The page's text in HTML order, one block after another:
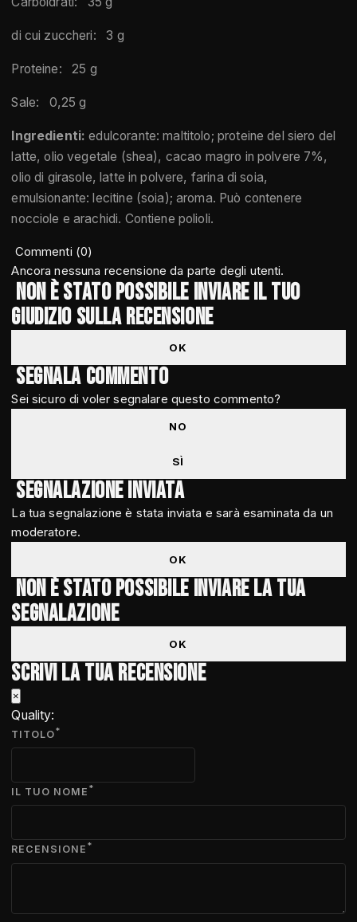
di cui zuccheri: 3 g
Proteine: 25 g
Sale: 0,25 g
Ingredienti:edulcorante: maltitolo; proteine del siero del
latte, olio vegetale (shea), cacao magro in polvere 7%,
olio di girasole, latte in polvere, farina di soia,
emulsionante: lecitine (soia); aroma. Può contenere
nocciole e arachidi. Contiene polioli.
Commenti (0)
Ancora nessuna recensione da parte degli utenti.
Non è stato possibile inviare il tuo
giudizio sulla recensione
OK
Segnala commento
Sei sicuro di voler segnalare questo commento?
NO
SÌ
Segnalazione inviata
La tua segnalazione è stata inviata e sarà esaminata da un
moderatore.
OK
Non è stato possibile inviare la tua
segnalazione
OK
Scrivi la tua recensione
×
Quality:
TITOLO*
IL TUO NOME *
RECENSIONE *